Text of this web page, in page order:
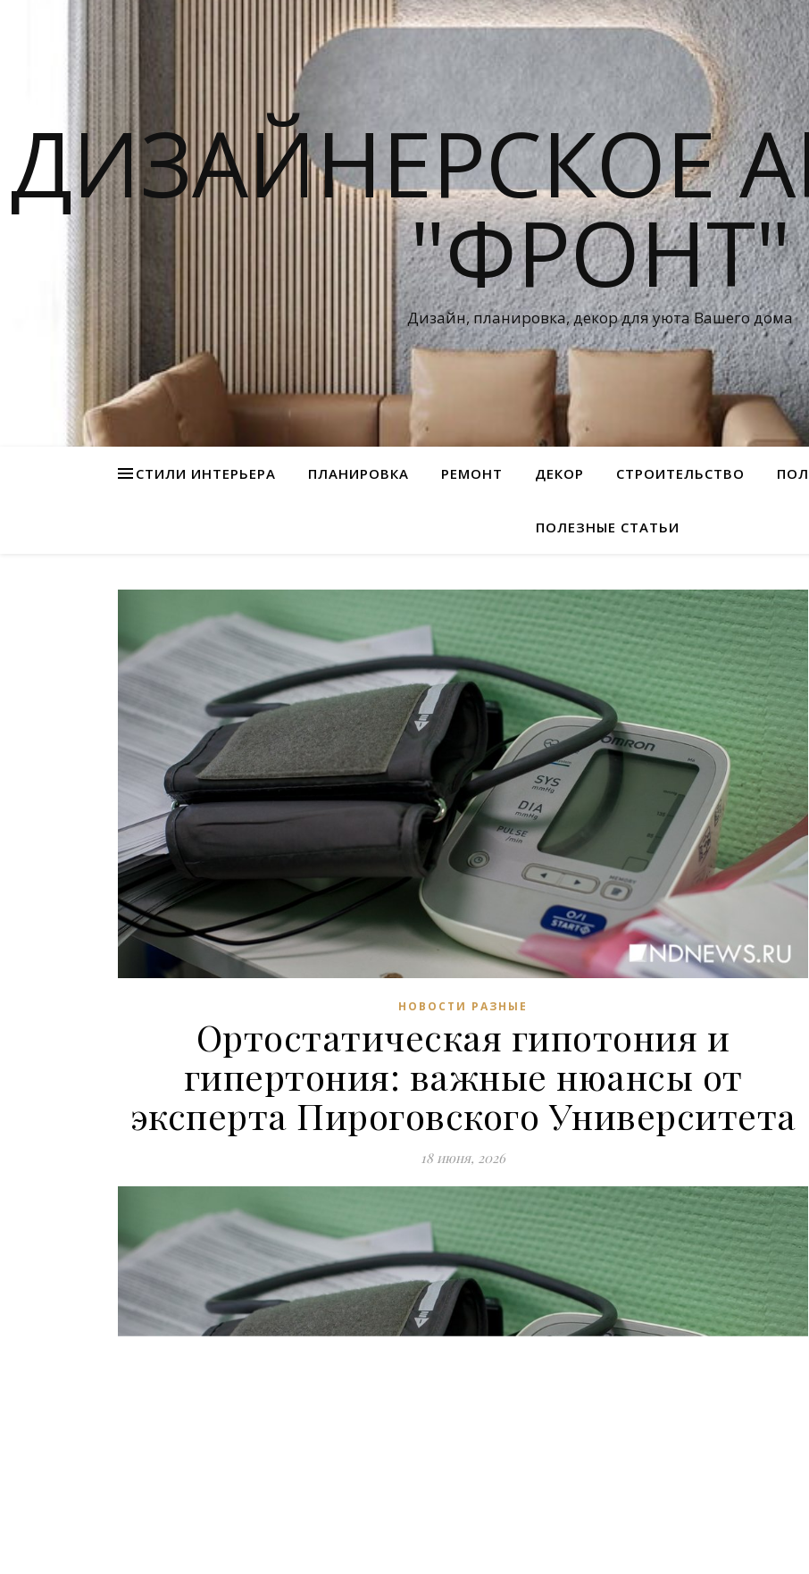
ДИЗАЙНЕРСКОЕ
"ФРОНТ"
Дизайн, планировка, декор для уюта Вашего дома
СТИЛИ ИНТЕРЬЕРА ПЛАНИРОВКА РЕМОНТ ДЕКОР СТРОИТЕЛЬСТВО
ПОЛЕЗНЫЕ СТАТЬИ
НОВОСТИ РАЗНЫЕ
Ортостатическая гипотония и
гипертония: важные нюансы от
эксперта Пироговского Университета
18 июня, 2026